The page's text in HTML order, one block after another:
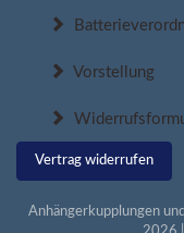
Vorstellung
Vertrag widerrufen
Anhängerkupplungen